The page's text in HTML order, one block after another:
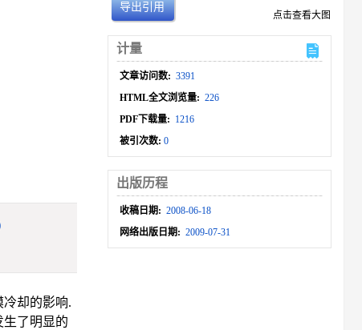
冷却的影响.
了明显的
导出引用
点击查看大图
计量
文章访问数: 3391
HTML全文浏览量: 226
PDF下载量: 1216
被引次数:0
出版历程
收稿日期: 2008-06-18
网络出版日期: 2009-07-31